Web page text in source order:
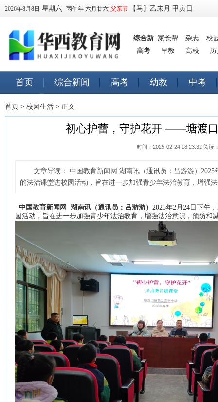
2026年8月8日 星期六 丙午年 六月廿六 父亲节 【马】乙未月 甲寅日
综合新
闻
家长帮 杂志
校
高考 早教 高校 历
首页 综合新闻 高考 幼教 中考
早教 订阅
首页 > 校园生活 > 正文
初心护蕾，守护花开 ——塘渡
时间：2025-02-24 18:23:32 阅读
文章导读：
中国教育新闻网 湖南讯（通讯员：吕游游）
的法治课堂进校园活动，旨在进一步加强青少年法治教育，增强
中国教育新闻网 湖南讯（通讯员：吕游游） 2025年2月24日下午
园活动，旨在进一步加强青少年法治教育，增强法治意识，预防